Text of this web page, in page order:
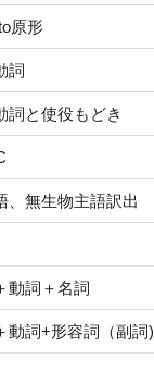
原形
詞
詞と使役もどき
、無生物主語訳出
動詞＋名詞
動詞+形容詞（副詞)